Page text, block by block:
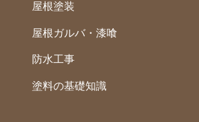
屋根塗装
屋根ガルバ・漆喰
防水工事
塗料の基礎知識